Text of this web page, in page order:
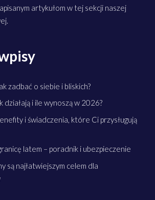
artykułom w tej sekcji naszej
zadbać o siebie i bliskich?
działają i ile wynoszą w 2026?
i świadczenia, które Ci przysługują
latem – poradnik i ubezpieczenie
są najłatwiejszym celem dla